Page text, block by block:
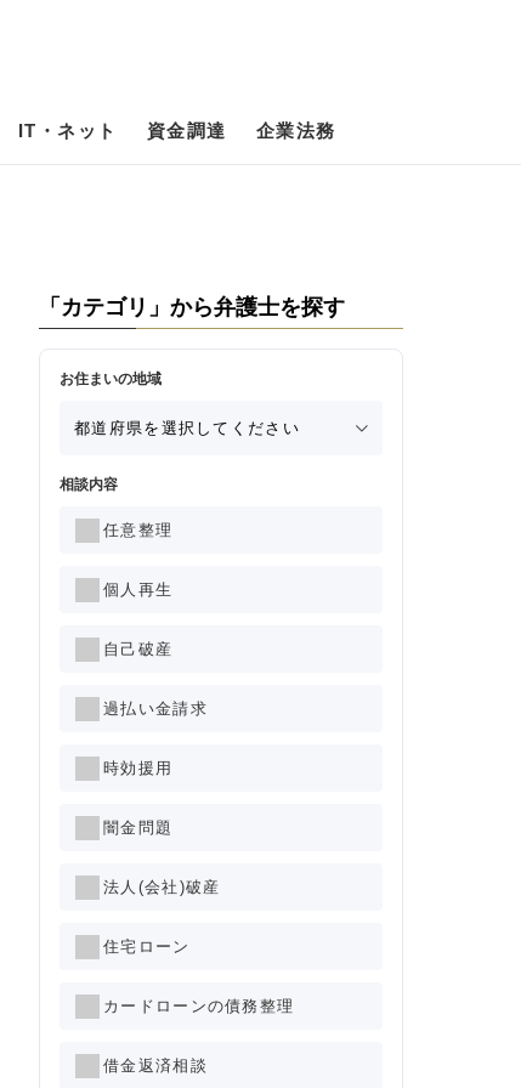
IT・ネット 資金調達 企業法務
「カテゴリ」から弁護士を探す
お住まいの地域
相談内容
任意整理
個人再生
自己破産
過払い金請求
時効援用
闇金問題
法人(会社)破産
住宅ローン
カードローンの債務整理
借金返済相談